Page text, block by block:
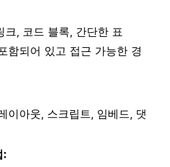
크, 코드 블록, 간단한 표
함되어 있고 접근 가능한 경
이아웃, 스크립트, 임베드, 댓
: